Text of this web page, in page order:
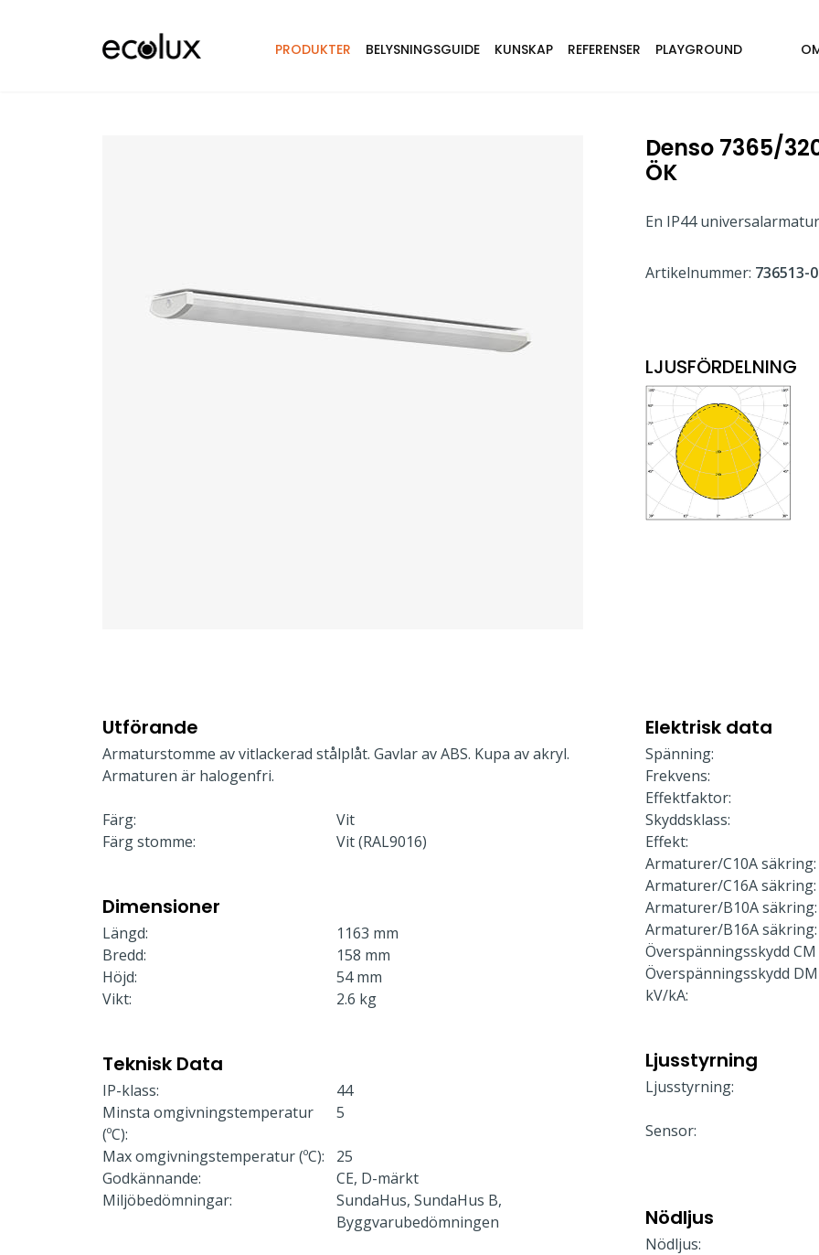
PRODUKTER BELYSNINGSGUIDE KUNSKAP REFERENSER PLAYGROUND
Denso 7365/
ÖK
En IP44
Artikelnummer: 736513-
LJUSFÖRDELNING
Utförande
Armaturstomme av vitlackerad stålplåt. Gavlar av ABS. Kupa av akryl.
Armaturen är halogenfri.
Färg:
Vit
Färg stomme:
Vit (RAL9016)
Dimensioner
Längd:
1163 mm
Bredd:
158 mm
Höjd:
54 mm
Vikt:
2.6 kg
Teknisk Data
IP-klass:
44
Minsta omgivningstemperatur
(ºC):
5
Max omgivningstemperatur (ºC):
25
Godkännande:
CE, D-märkt
Miljöbedömningar:
SundaHus, SundaHus B,
Byggvarubedömningen
Elektrisk data
Spänning:
Frekvens:
Effektfaktor:
Skyddsklass:
Effekt:
Armaturer/C10A säkring:
Armaturer/C16A säkring:
Armaturer/B10A säkring:
Armaturer/B16A säkring:
Överspänningsskydd CM
Överspänningsskydd DM
kV/kA:
Ljusstyrning
Ljusstyrning:
Sensor:
Nödljus
Nödljus: